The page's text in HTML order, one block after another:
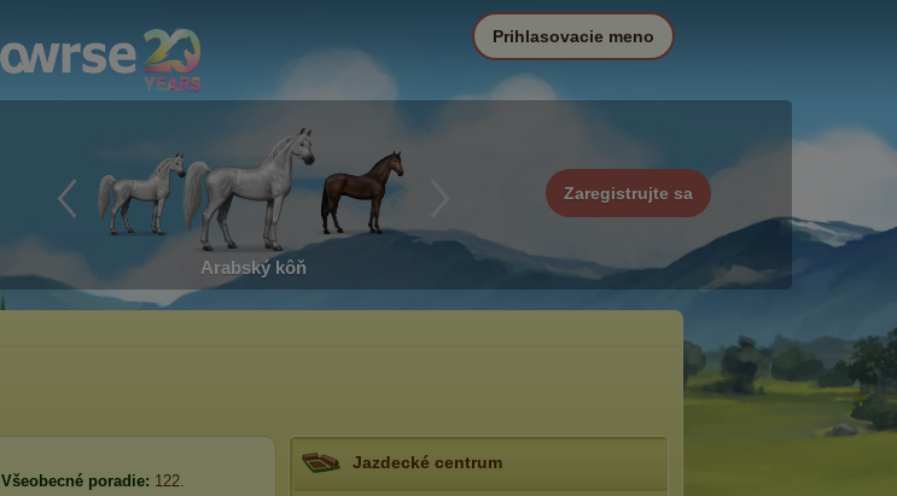
Arabský kôň
Zaregistrujte sa
Prihlasovacie meno
Všeobecné poradie: 122.
Jazdecké centrum